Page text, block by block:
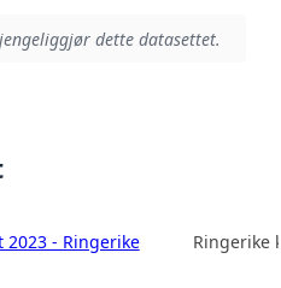
dette datasettet.
2023 - Ringerike Ringerike